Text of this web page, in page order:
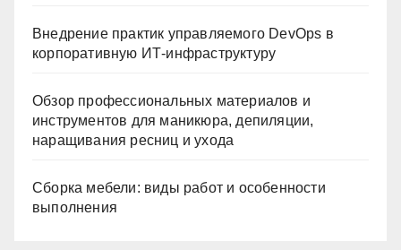
Внедрение практик управляемого DevOps в
корпоративную ИТ-инфраструктуру
Обзор профессиональных материалов и
инструментов для маникюра, депиляции,
наращивания ресниц и ухода
Сборка мебели: виды работ и особенности
выполнения